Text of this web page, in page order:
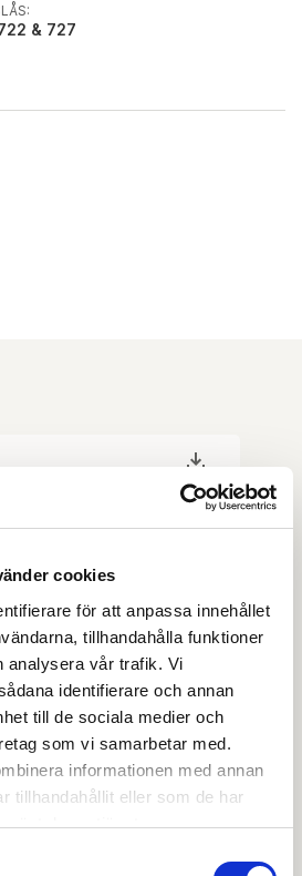
cookies
för att anpassa innehållet
tillhandahålla funktioner
analysera vår trafik. Vi
identifierare och annan
till de sociala medier och
som vi samarbetar med.
informationen med annan
tillhandahållit eller som de har
deras tjänster.
& 727
DoP